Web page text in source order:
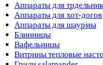
Аппараты для
Аппараты для хот-догов
Аппараты для шаурмы
Блинницы
Вафельницы
Витрины тепловые